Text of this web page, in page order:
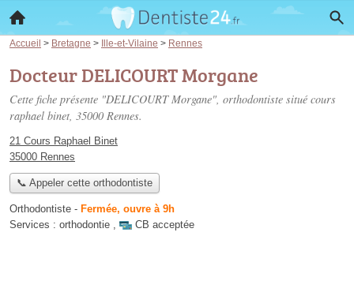
Accueil > Bretagne > Ille-et-Vilaine > Rennes
Docteur DELICOURT Morgane
Cette fiche présente "DELICOURT Morgane", orthodontiste situé cours
raphael binet, 35000 Rennes.
21 Cours Raphael Binet
35000 Rennes
📞 Appeler cette orthodontiste
Orthodontiste - Fermée, ouvre à 9h
Services : orthodontie , CB acceptée